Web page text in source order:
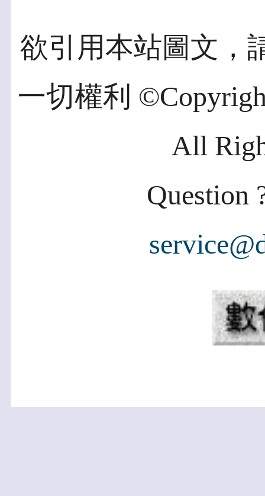
欲引用本站圖文，
一切權利
All
Question